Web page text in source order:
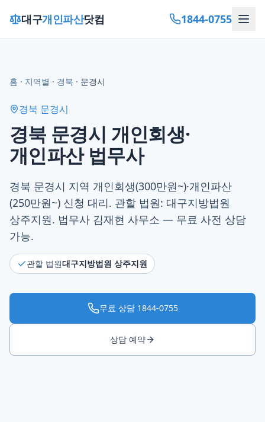
대구개인파산닷컴 1844-0755
홈 · 지역별 · 경북 · 문경시
경북 문경시
경북 문경시 개인회생·
개인파산 법무사
경북 문경시 지역 개인회생(300만원~)·개인파산
(250만원~) 신청 대리. 관할 법원: 대구지방법원
상주지원. 법무사 김재현 사무소 — 무료 사전 상담
가능.
관할 법원대구지방법원 상주지원
무료 상담 1844-0755
상담 예약